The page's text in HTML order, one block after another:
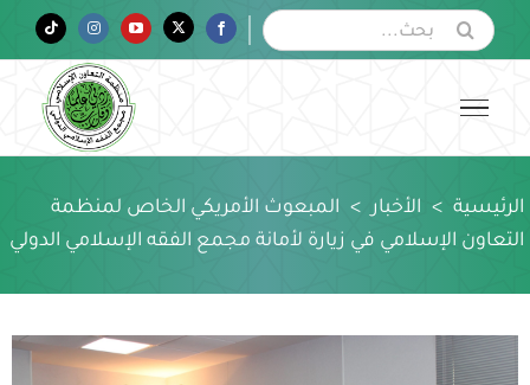
البحث
عن:
Facebook
Twitter
YouTube
Instagram
Tiktok
الرئيسية > الأخبار > المبعوث الأمريكي الخاص لمنظمة
التعاون الإسلامي في زيارة لأمانة مجمع الفقه الإسلامي الدولي